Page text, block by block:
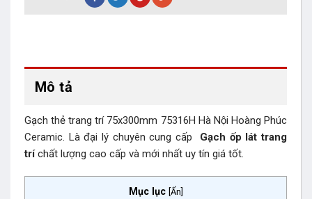
Mô tả
Gạch thẻ trang trí 75x300mm 75316H Hà Nội Hoàng Phúc
Ceramic. Là đại lý chuyên cung cấp Gạch ốp lát trang
tríchất lượng cao cấp và mới nhất uy tín giá tốt.
Mục lục [Ẩn]